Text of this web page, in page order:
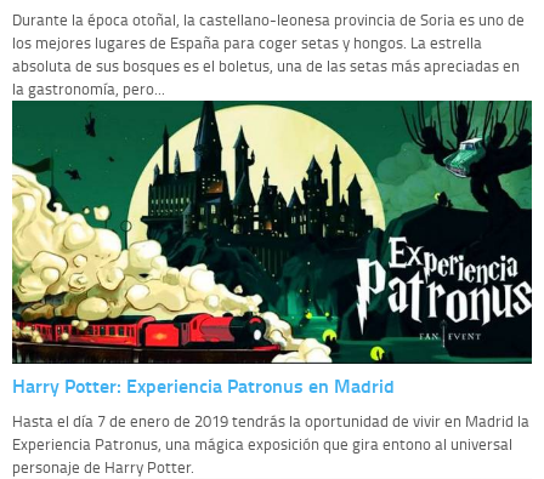
Durante la época otoñal, la castellano-leonesa provincia de Soria es uno de
los mejores lugares de España para coger setas y hongos. La estrella
absoluta de sus bosques es el boletus, una de las setas más apreciadas en
la gastronomía, pero...
Harry Potter: Experiencia Patronus en Madrid
Hasta el día 7 de enero de 2019 tendrás la oportunidad de vivir en Madrid la
Experiencia Patronus, una mágica exposición que gira entono al universal
personaje de Harry Potter.